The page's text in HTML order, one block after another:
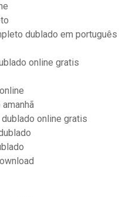
dublado em português
online gratis
online gratis